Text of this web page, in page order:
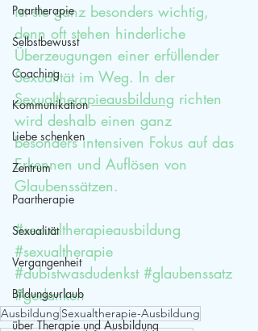
Paartherapie
Selbstbewusst
Coaching
Kommunikation
Liebe schenken
Zentrum
Paartherapie
Sexualität
Vergangenheit
Bildungsurlaub
über Therapie und Ausbildung
ist sie ganz besonders wichtig,
denn oft stehen hinderliche
Überzeugungen einer erfüllender
Sexualität im Weg. In der
Sexualtherapieausbildung richten
wird deshalb einen ganz
besonders intensiven Fokus auf das
Erkennen und Auflösen von
Glaubenssätzen.
#sexualtherapieausbildung
#sexualtherapie
#dubistwasdudenkst #glaubenssatz
#gedanken
Ausbildung Sexualtherapie-Ausbildung